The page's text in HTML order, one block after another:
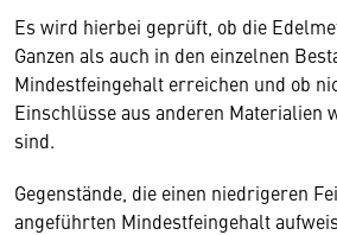
Es wird hierbei geprüft, ob die
Ganzen als auch in den einzelnen
Mindestfeingehalt erreichen und ob
Einschlüsse aus anderen Materialien
sind.
Gegenstände, die einen niedrigeren
angeführten Mindestfeingehalt